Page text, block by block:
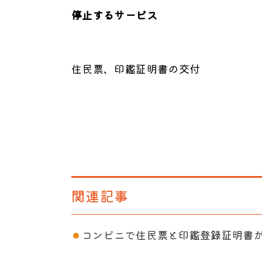
停止するサービス
住民票、印鑑証明書の交付
関連記事
コンビニで住民票と印鑑登録証明書